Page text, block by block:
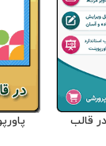
قالب